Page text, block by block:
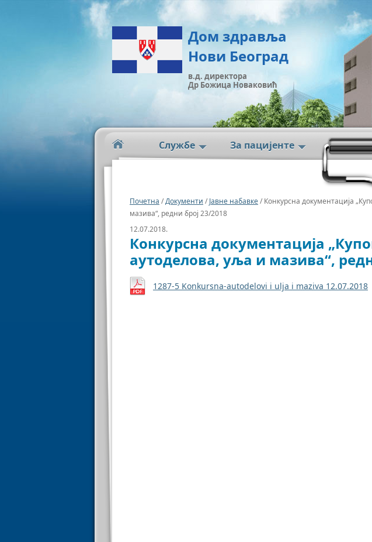
Дом здравља
Нови Београд
в.д. директора
Др Божица Новаковић
Службе За пацијенте
Почетна /Документи /Јавне набавке/ Конкурсна документација
мазива“, редни број 23/2018
12.07.2018.
Конкурсна документација
аутоделова, уља и мазива“,
1287-5 Konkursna-autodelovi i ulja i maziva 12.07.2018